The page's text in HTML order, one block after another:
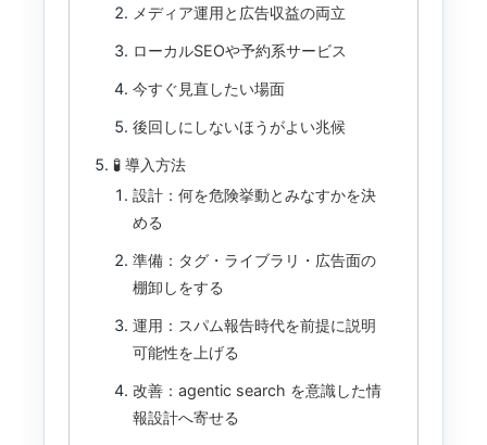
メディア運用と広告収益の両立
ローカルSEOや予約系サービス
今すぐ見直したい場面
後回しにしないほうがよい兆候
🧪 導入方法
設計：何を危険挙動とみなすかを決
める
準備：タグ・ライブラリ・広告面の
棚卸しをする
運用：スパム報告時代を前提に説明
可能性を上げる
改善：agentic search を意識した情
報設計へ寄せる